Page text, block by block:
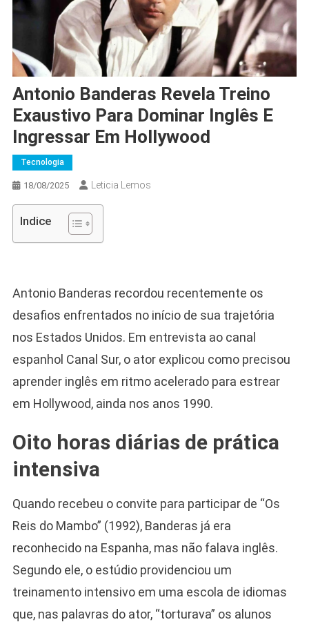
Antonio Banderas Revela Treino
Exaustivo Para Dominar Inglês E
Ingressar Em Hollywood
Tecnologia
18/08/2025 Leticia Lemos
Indice
Antonio Banderas recordou recentemente os
desafios enfrentados no início de sua trajetória
nos Estados Unidos. Em entrevista ao canal
espanhol Canal Sur, o ator explicou como precisou
aprender inglês em ritmo acelerado para estrear
em Hollywood, ainda nos anos 1990.
Oito horas diárias de prática
intensiva
Quando recebeu o convite para participar de “Os
Reis do Mambo” (1992), Banderas já era
reconhecido na Espanha, mas não falava inglês.
Segundo ele, o estúdio providenciou um
treinamento intensivo em uma escola de idiomas
que, nas palavras do ator, “torturava” os alunos